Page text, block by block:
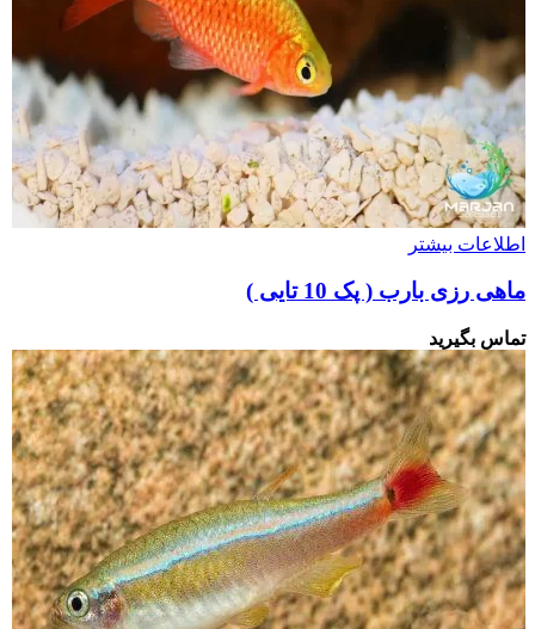
اطلاعات بیشتر
ماهی رزی بارب ( پک 10 تایی )
تماس بگیرید